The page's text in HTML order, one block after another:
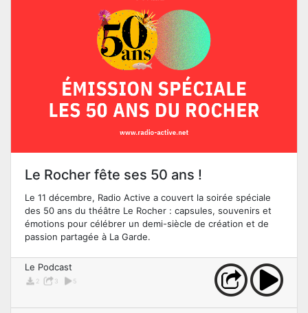
Le Rocher fête ses 50 ans !
Le 11 décembre, Radio Active a couvert la soirée spéciale
des 50 ans du théâtre Le Rocher : capsules, souvenirs et
émotions pour célébrer un demi-siècle de création et de
passion partagée à La Garde.
Le Podcast
2 3 5